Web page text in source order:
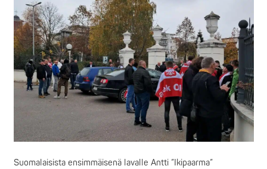
Suomalaisista ensimmäisenä lavalle Antti ”Ikipaarma”